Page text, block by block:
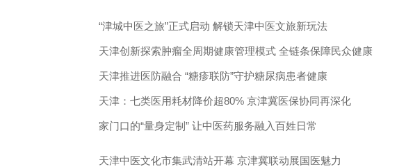
“津城中医之旅”正式启动 解锁天津中医文旅新玩法
天津创新探索肿瘤全周期健康管理模式 全链条保障民众健康
天津推进医防融合 “糖疹联防”守护糖尿病患者健康
天津：七类医用耗材降价超80% 京津冀医保协同再深化
家门口的“量身定制” 让中医药服务融入百姓日常
天津中医文化市集武清站开幕 京津冀联动展国医魅力